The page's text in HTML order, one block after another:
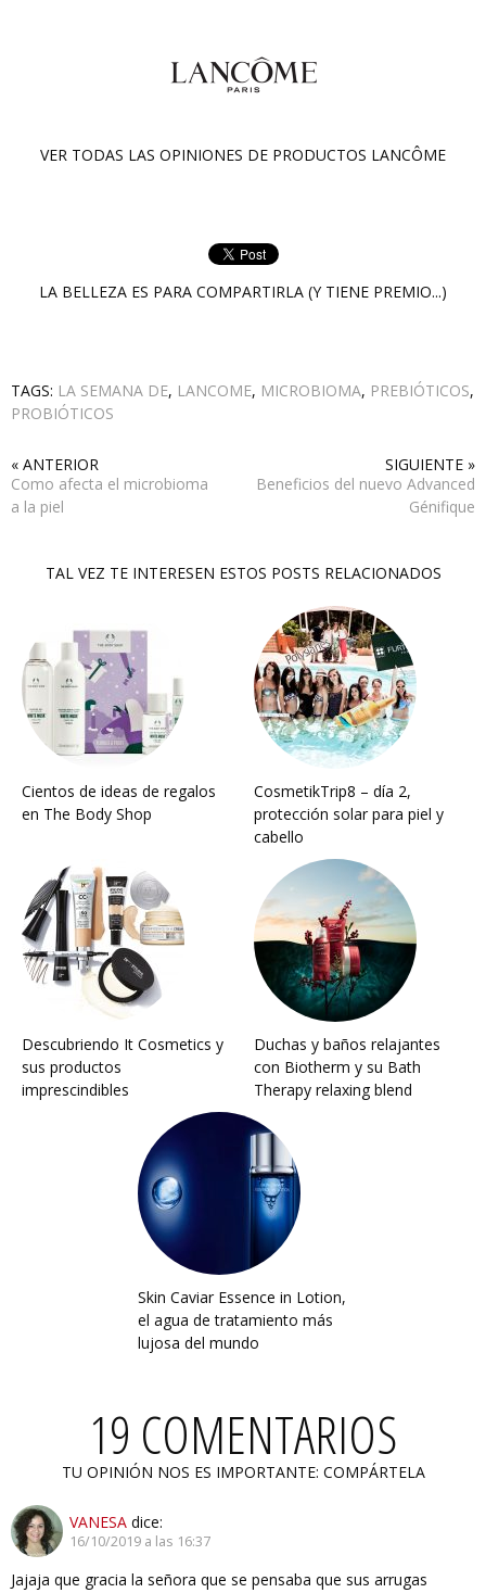
VER TODAS LAS OPINIONES DE PRODUCTOS LANCÔME
LA BELLEZA ES PARA COMPARTIRLA (Y TIENE PREMIO...)
TAGS: LA SEMANA DE, LANCOME, MICROBIOMA, PREBIÓTICOS,
PROBIÓTICOS
« ANTERIOR
Como afecta el microbioma
a la piel
SIGUIENTE »
Beneficios del nuevo Advanced
Génifique
TAL VEZ TE INTERESEN ESTOS POSTS RELACIONADOS
Cientos de ideas de regalos
en The Body Shop
CosmetikTrip8 – día 2,
protección solar para piel y
cabello
Descubriendo It Cosmetics y
sus productos
imprescindibles
Duchas y baños relajantes
con Biotherm y su Bath
Therapy relaxing blend
Skin Caviar Essence in Lotion,
el agua de tratamiento más
lujosa del mundo
19 COMENTARIOS
TU OPINIÓN NOS ES IMPORTANTE: COMPÁRTELA
VANESA dice:
16/10/2019 a las 16:37
Jajaja que gracia la señora que se pensaba que sus arrugas